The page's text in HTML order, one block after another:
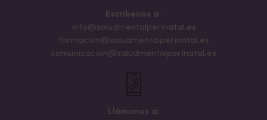
Escribenos a:
info@saludmentalperinatal.es
formacion@saludmentalperinatal.es
comunicacion@saludmentalperinatal.es
Llámanos a: